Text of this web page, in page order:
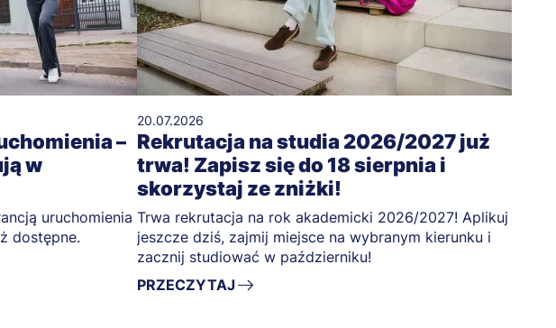
–
w
uruchomienia
dostępne.
20.07.2026
Rekrutacja na studia 2026/2027 już
trwa! Zapisz się do 18 sierpnia i
skorzystaj ze zniżki!
Trwa rekrutacja na rok akademicki 2026/2027! Aplikuj
jeszcze dziś, zajmij miejsce na wybranym kierunku i
zacznij studiować w październiku!
PRZECZYTAJ